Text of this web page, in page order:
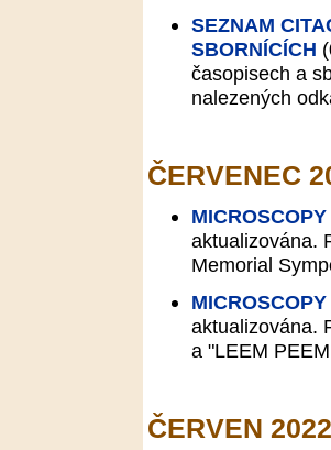
SEZNAM
SBORNÍCÍCH
časopisech a
nalezených
ČERVENEC
aktualizována.
Memorial
aktualizována.
a "LEEM
ČERVEN 2022